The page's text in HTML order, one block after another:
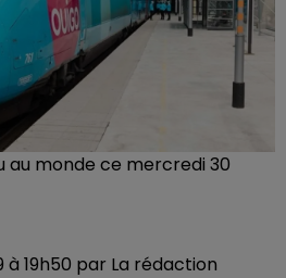
au monde ce mercredi 30
à 19h50 par La rédaction